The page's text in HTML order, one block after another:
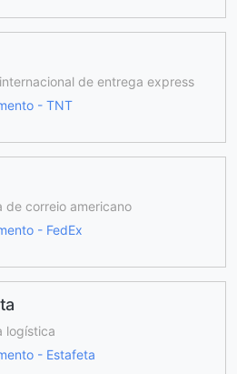
de entrega express
- TNT
de correio americano
- FedEx
logística
- Estafeta